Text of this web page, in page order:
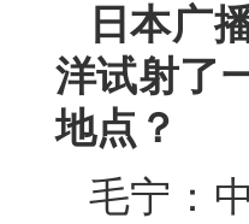
日本广
洋试射了
地点？
毛宁：